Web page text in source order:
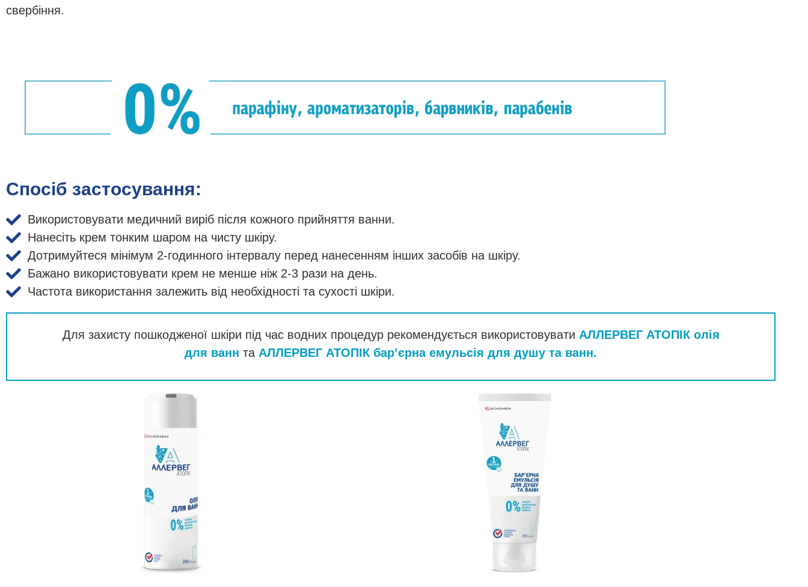
свербіння.
Спосіб застосування:
Використовувати медичний виріб після кожного прийняття ванни.
Нанесіть крем тонким шаром на чисту шкіру.
Дотримуйтеся мінімум 2-годинного інтервалу перед нанесенням інших засобів на шкіру.
Бажано використовувати крем не менше ніж 2-3 рази на день.
Частота використання залежить від необхідності та сухості шкіри.
Для захисту пошкодженої шкіри під час водних процедур рекомендується використовувати АЛЛЕРВЕГ АТОПІК олія
для ванн та АЛЛЕРВЕГ АТОПІК бар’єрна емульсія для душу та ванн.